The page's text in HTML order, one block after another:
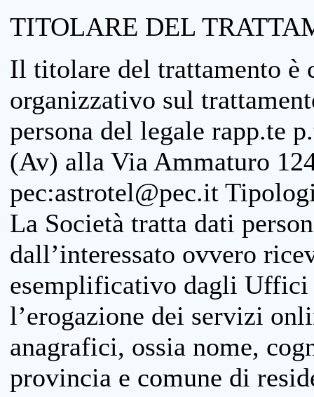
TITOLARE DEL
Il titolare del trattamento è
organizzativo sul
persona del legale rapp.te
(Av) alla Via Ammaturo
pec:astrotel@pec.it
La Società tratta dati
dall’interessato ovvero
esemplificativo dagli
l’erogazione dei servizi
anagrafici, ossia nome,
provincia e comune di